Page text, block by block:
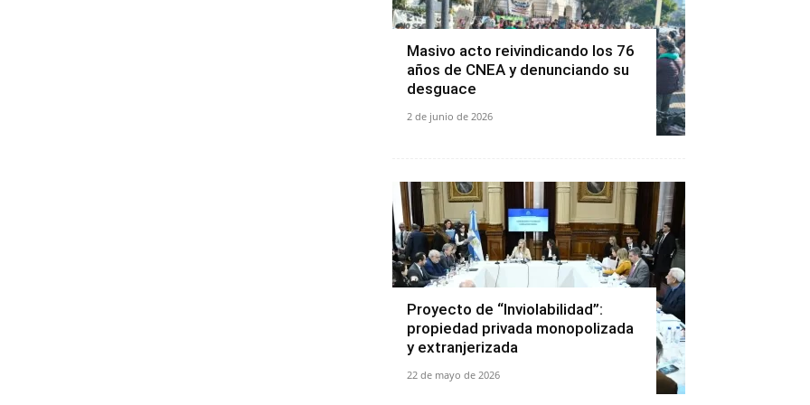
Masivo acto reivindicando los 76
años de CNEA y denunciando su
desguace
2 de junio de 2026
Proyecto de “Inviolabilidad”:
propiedad privada monopolizada
y extranjerizada
22 de mayo de 2026